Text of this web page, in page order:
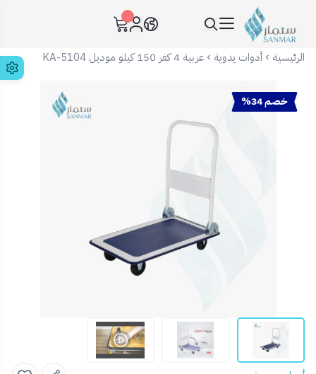
سنمار Sanmar
٠
الرئيسية أدوات يدوية عربية 4 كفر 150 كيلو موديل KA-5104
خصم 34%